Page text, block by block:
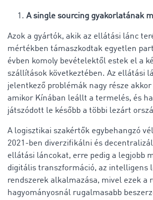
A single sourcing gyakorlatának
Azok a gyártók, akik az ellátási lánc
mértékben támaszkodtak egyetlen
évben komoly bevételektől estek el a
szállítások következtében. Az ellátási
jelentkező problémák nagy része
amikor Kínában leállt a termelés, és
játszódott le később a többi lezárt
A logisztikai szakértők egybehangzó
2021-ben diverzifikálni és
ellátási láncokat, erre pedig a legjobb
digitális transzformáció, az intelligens
rendszerek alkalmazása, mivel ezek a
hagyományosnál rugalmasabb